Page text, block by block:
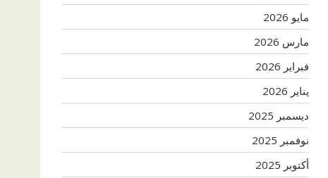
مايو 2026
مارس 2026
فبراير 2026
يناير 2026
ديسمبر 2025
نوفمبر 2025
أكتوبر 2025